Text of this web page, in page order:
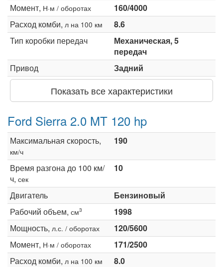
Момент, Н·м / оборотах
160/4000
Расход комби, л на 100 км
8.6
Тип коробки передач
Механическая, 5
передач
Привод
Задний
Показать все характеристики
Ford Sierra 2.0 MT 120 hp
Максимальная скорость,
км/ч
190
Время разгона до 100 км/
ч, сек
10
Двигатель
Бензиновый
Рабочий объем, см3
1998
Мощность, л.с. / оборотах
120/5600
Момент, Н·м / оборотах
171/2500
Расход комби, л на 100 км
8.0